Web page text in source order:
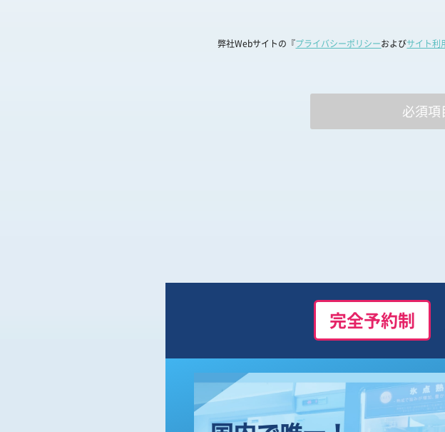
弊社Webサイトの『プライバシーポリシーおよびサイト利
完全予約制